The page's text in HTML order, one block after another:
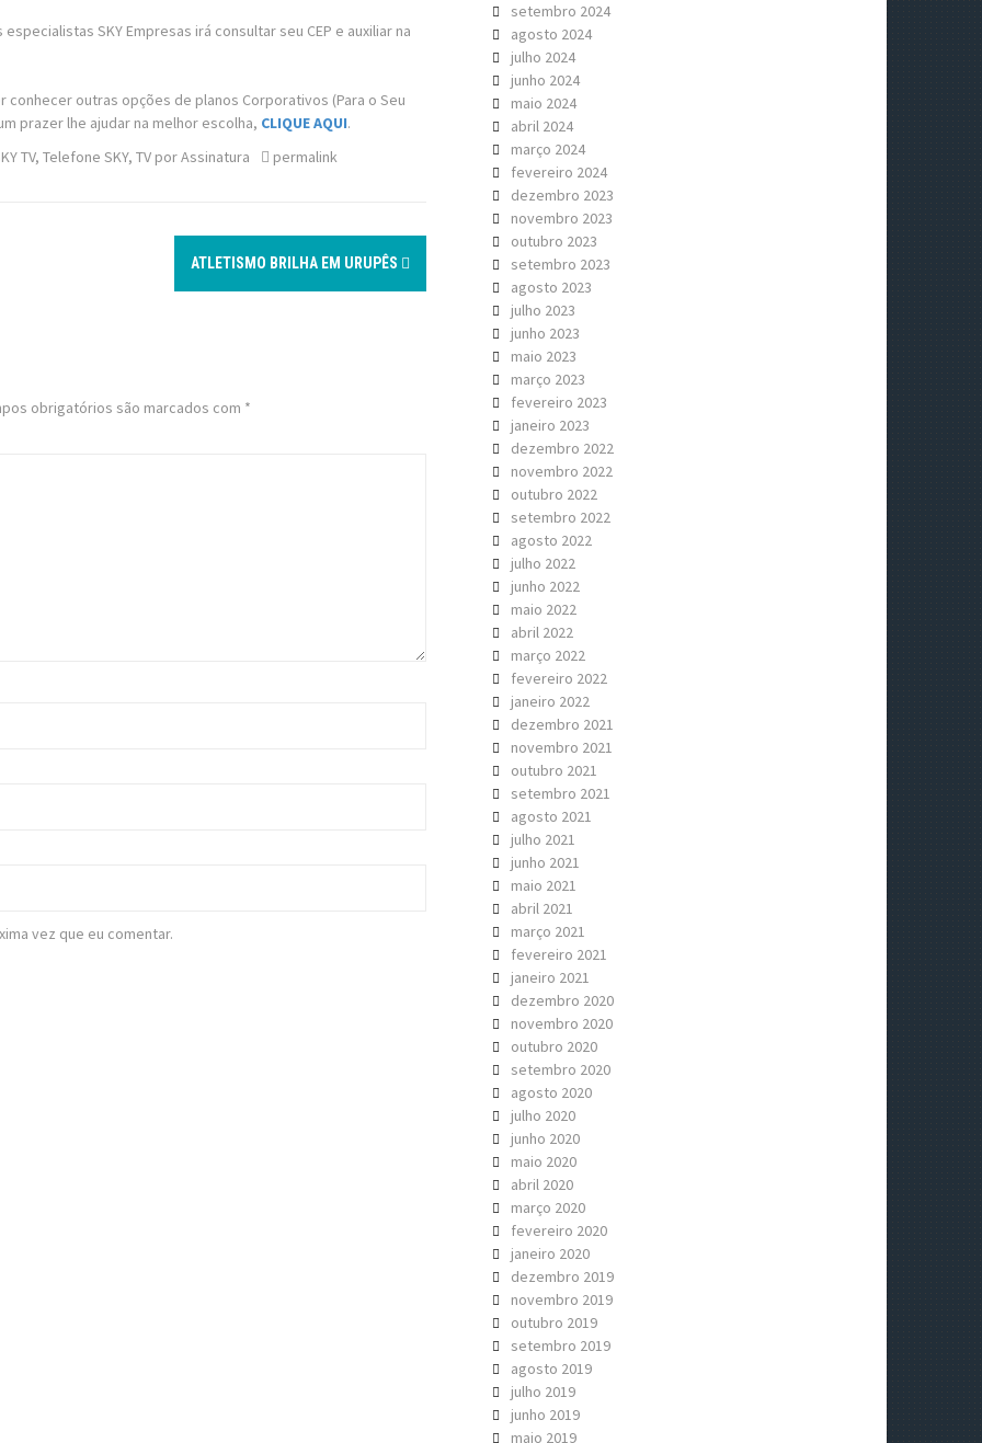
SKY Empresas irá consultar seu CEP e auxiliar na
outras opções de planos Corporativos (Para o Seu
prazer lhe ajudar na melhor escolha, CLIQUE AQUI.
TV, Telefone SKY, TV por Assinatura permalink
ATLETISMO BRILHA EM URUPÊS
obrigatórios são marcados com *
vez que eu comentar.
setembro 2024
agosto 2024
julho 2024
junho 2024
maio 2024
abril 2024
março 2024
fevereiro 2024
dezembro 2023
novembro 2023
outubro 2023
setembro 2023
agosto 2023
julho 2023
junho 2023
maio 2023
março 2023
fevereiro 2023
janeiro 2023
dezembro 2022
novembro 2022
outubro 2022
setembro 2022
agosto 2022
julho 2022
junho 2022
maio 2022
abril 2022
março 2022
fevereiro 2022
janeiro 2022
dezembro 2021
novembro 2021
outubro 2021
setembro 2021
agosto 2021
julho 2021
junho 2021
maio 2021
abril 2021
março 2021
fevereiro 2021
janeiro 2021
dezembro 2020
novembro 2020
outubro 2020
setembro 2020
agosto 2020
julho 2020
junho 2020
maio 2020
abril 2020
março 2020
fevereiro 2020
janeiro 2020
dezembro 2019
novembro 2019
outubro 2019
setembro 2019
agosto 2019
julho 2019
junho 2019
maio 2019